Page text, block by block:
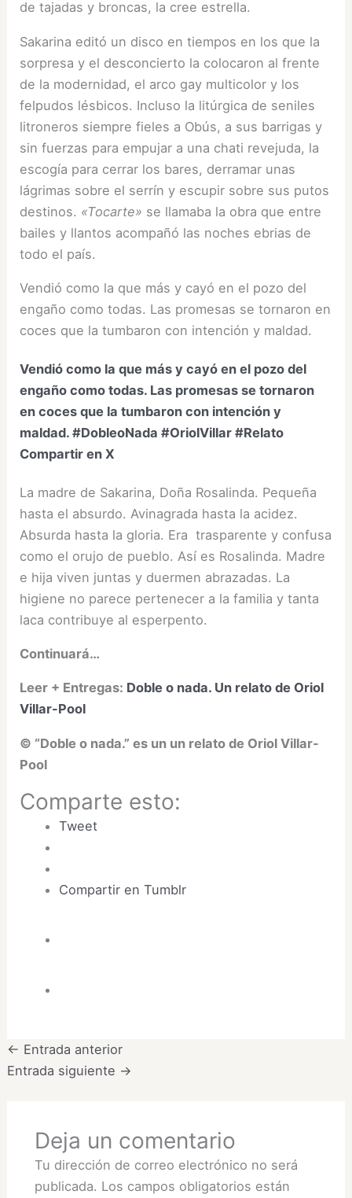
de tajadas y broncas, la cree estrella.
Sakarina editó un disco en tiempos en los que la
sorpresa y el desconcierto la colocaron al frente
de la modernidad, el arco gay multicolor y los
felpudos lésbicos. Incluso la litúrgica de seniles
litroneros siempre fieles a Obús, a sus barrigas y
sin fuerzas para empujar a una chati revejuda, la
escogía para cerrar los bares, derramar unas
lágrimas sobre el serrín y escupir sobre sus putos
destinos. «Tocarte» se llamaba la obra que entre
bailes y llantos acompañó las noches ebrias de
todo el país.
Vendió como la que más y cayó en el pozo del
engaño como todas. Las promesas se tornaron en
coces que la tumbaron con intención y maldad.
Vendió como la que más y cayó en el pozo del
engaño como todas. Las promesas se tornaron
en coces que la tumbaron con intención y
maldad. #DobleoNada #OriolVillar #Relato
Compartir en X
La madre de Sakarina, Doña Rosalinda. Pequeña
hasta el absurdo. Avinagrada hasta la acidez.
Absurda hasta la gloria. Era trasparente y confusa
como el orujo de pueblo. Así es Rosalinda. Madre
e hija viven juntas y duermen abrazadas. La
higiene no parece pertenecer a la familia y tanta
laca contribuye al esperpento.
Continuará…
Leer + Entregas: Doble o nada. Un relato de Oriol
Villar-Pool
© “Doble o nada.” es un un relato de Oriol Villar-
Pool
Comparte esto:
Tweet
Compartir en Tumblr
← Entrada anterior
Entrada siguiente →
Deja un comentario
Tu dirección de correo electrónico no será
publicada. Los campos obligatorios están